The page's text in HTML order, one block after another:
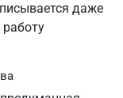
даже
работу